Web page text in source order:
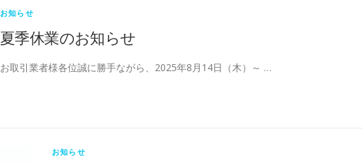
お知らせ
夏季休業のお知らせ
お取引業者様各位誠に勝手ながら、2025年8月14日（木）～ …
お知らせ